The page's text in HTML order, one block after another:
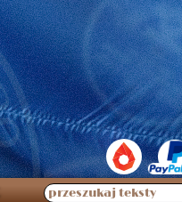
przeszukaj teksty